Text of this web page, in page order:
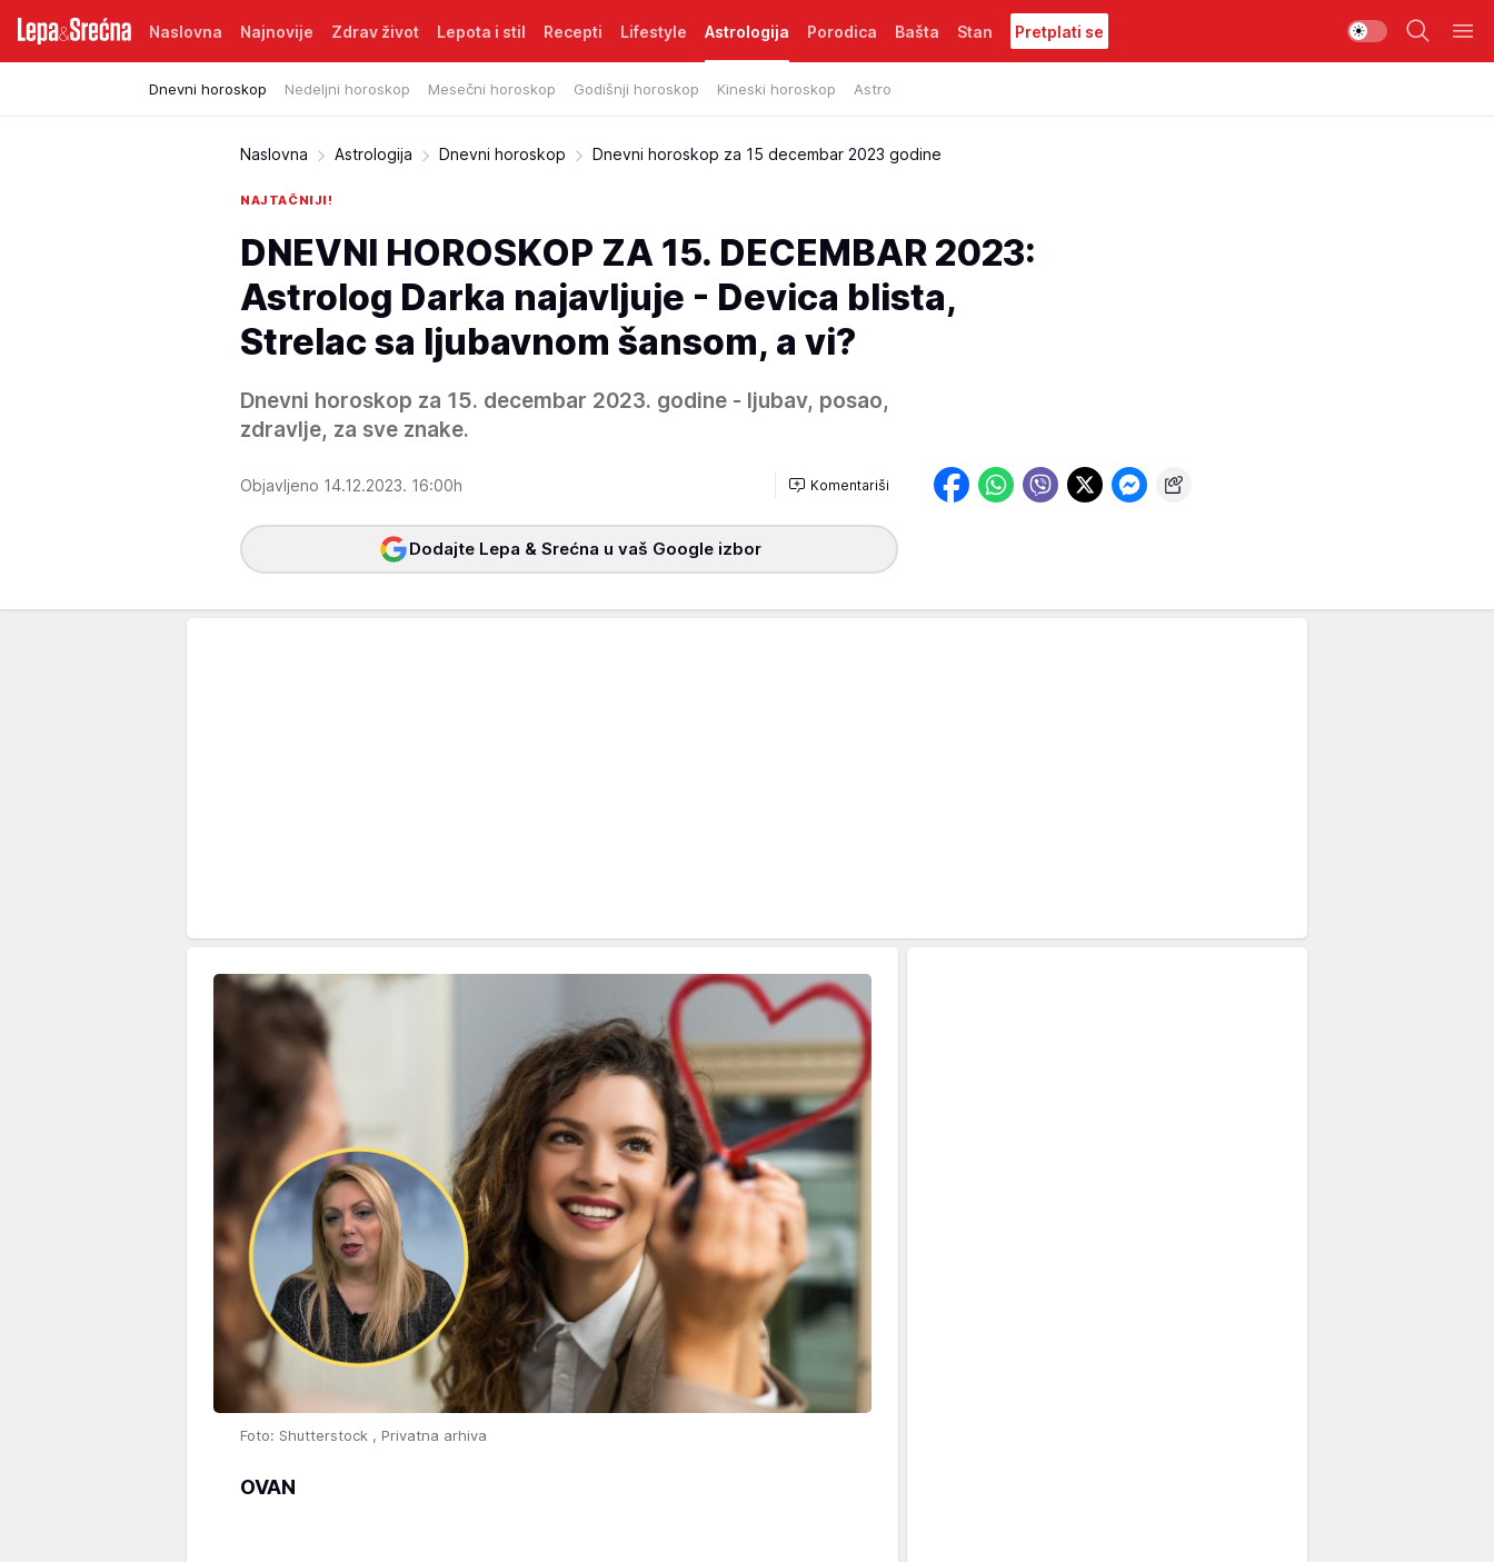
Naslovna Najnovije Zdrav život Lepota i stil Recepti Lifestyle Astrologija
Dnevni horoskop Nedeljni horoskop Mesečni horoskop Godišnji horoskop Kineski horoskop Astro
Porodica Bašta Stan Pretplati se
Naslovna Astrologija Dnevni horoskop Dnevni horoskop za 15 decembar 2023 godine
NAJTAČNIJI!
DNEVNI HOROSKOP ZA 15. DECEMBAR 2023:
Astrolog Darka najavljuje - Devica blista,
Strelac sa ljubavnom šansom, a vi?
Dnevni horoskop za 15. decembar 2023. godine - ljubav, posao,
zdravlje, za sve znake.
Objavljeno 14.12.2023. 16:00h Komentariši
Dodajte Lepa & Srećna u vaš Google izbor
Foto: Shutterstock , Privatna arhiva
OVAN